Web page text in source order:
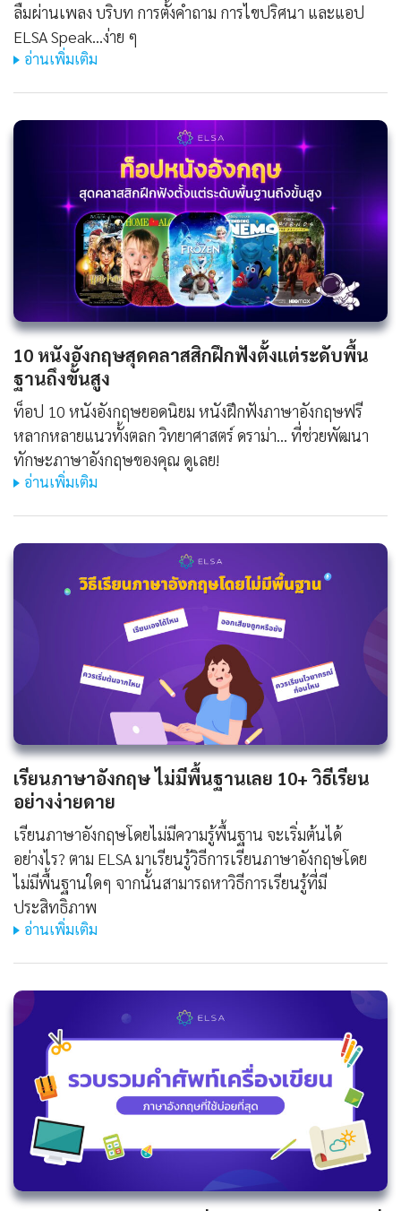
ลืมผ่านเพลง บริบท การตั้งคำถาม การไขปริศนา และแอป
ELSA Speak...ง่าย ๆ
อ่านเพิ่มเติม
10 หนังอังกฤษสุดคลาสสิกฝึกฟังตั้งแต่ระดับพื้น
ฐานถึงขั้นสูง
ท็อป 10 หนังอังกฤษยอดนิยม หนังฝึกฟังภาษาอังกฤษฟรี
หลากหลายแนวทั้งตลก วิทยาศาสตร์ ดราม่า... ที่ช่วยพัฒนา
ทักษะภาษาอังกฤษของคุณ ดูเลย!
อ่านเพิ่มเติม
เรียนภาษาอังกฤษ ไม่มีพื้นฐานเลย 10+ วิธีเรียน
อย่างง่ายดาย
เรียนภาษาอังกฤษโดยไม่มีความรู้พื้นฐาน จะเริ่มต้นได้
อย่างไร? ตาม ELSA มาเรียนรู้วิธีการเรียนภาษาอังกฤษโดย
ไม่มีพื้นฐานใดๆ จากนั้นสามารถหาวิธีการเรียนรู้ที่มี
ประสิทธิภาพ
อ่านเพิ่มเติม